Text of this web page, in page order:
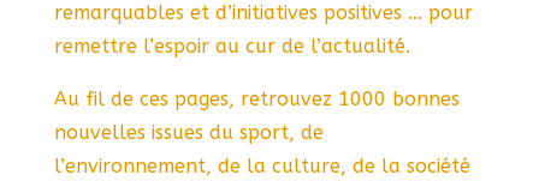
remarquables et d’initiatives positives … pour
remettre l’espoir au cur de l’actualité.
Au fil de ces pages, retrouvez 1000 bonnes
nouvelles issues du sport, de
l’environnement, de la culture, de la société